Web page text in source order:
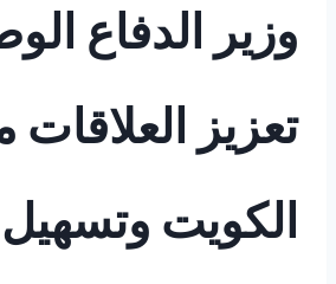
وزير الدفاع
تعزيز العلاقات
الكويت وتسهيل